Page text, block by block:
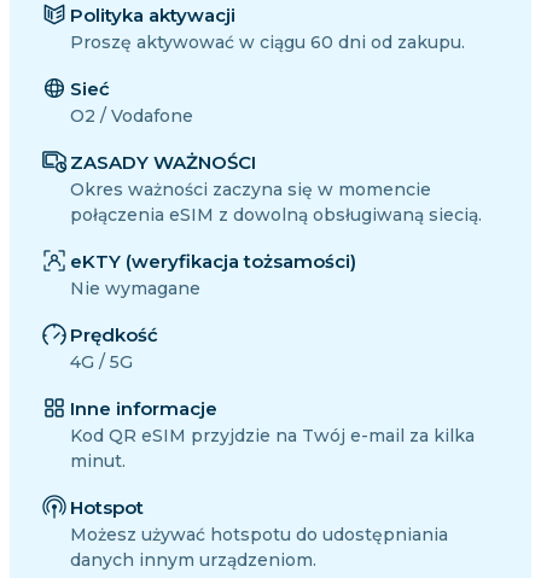
Polityka aktywacji
Proszę aktywować w ciągu 60 dni od zakupu.
Sieć
O2 / Vodafone
ZASADY WAŻNOŚCI
Okres ważności zaczyna się w momencie
połączenia eSIM z dowolną obsługiwaną siecią.
eKTY (weryfikacja tożsamości)
Nie wymagane
Prędkość
4G / 5G
Inne informacje
Kod QR eSIM przyjdzie na Twój e-mail za kilka
minut.
Hotspot
Możesz używać hotspotu do udostępniania
danych innym urządzeniom.